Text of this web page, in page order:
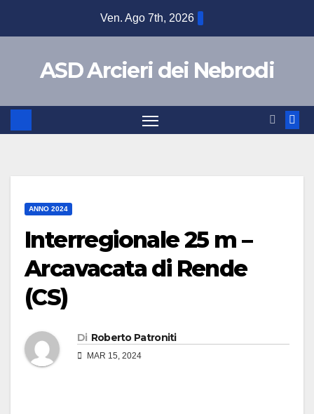
Ven. Ago 7th, 2026
ASD Arcieri dei Nebrodi
ANNO 2024
Interregionale 25 m –
Arcavacata di Rende
(CS)
Di Roberto Patroniti
MAR 15, 2024